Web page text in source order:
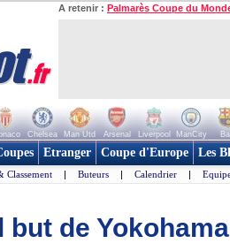
A retenir : Palmarès Coupe du
Chelsea Man Utd Arsenal Liverpool ManCity
Etranger Coupe d'Europe Les
Classement | Buteurs | Calendrier |
but de